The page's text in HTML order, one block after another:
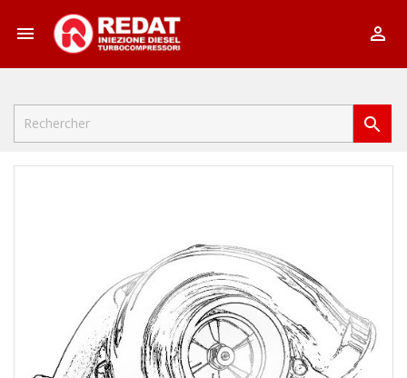
 
